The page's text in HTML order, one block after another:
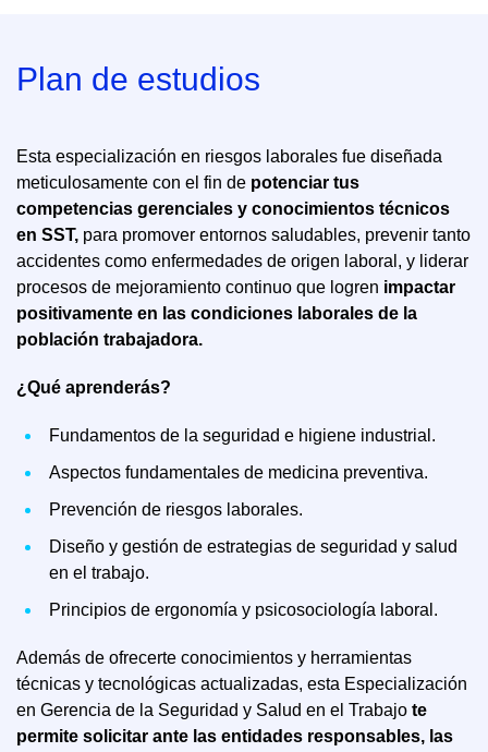
Plan de estudios
Esta especialización en riesgos laborales fue diseñada
meticulosamente con el fin de potenciar tus
competencias gerenciales y conocimientos técnicos
en SST, para promover entornos saludables, prevenir tanto
accidentes como enfermedades de origen laboral, y liderar
procesos de mejoramiento continuo que logren impactar
positivamente en las condiciones laborales de la
población trabajadora.
¿Qué aprenderás?
Fundamentos de la seguridad e higiene industrial.
Aspectos fundamentales de medicina preventiva.
Prevención de riesgos laborales.
Diseño y gestión de estrategias de seguridad y salud
en el trabajo.
Principios de ergonomía y psicosociología laboral.
Además de ofrecerte conocimientos y herramientas
técnicas y tecnológicas actualizadas, esta Especialización
en Gerencia de la Seguridad y Salud en el Trabajo te
permite solicitar ante las entidades responsables, las